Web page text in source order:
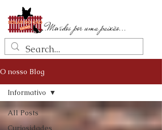
...Movidos por uma paixão...
O nosso Blog
All Posts
Curiosidades
Informativo